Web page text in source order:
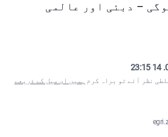
– دبئی اور عالمی
نظر آئے تو براہ کرم ہمیں ای میل کے ذریعے